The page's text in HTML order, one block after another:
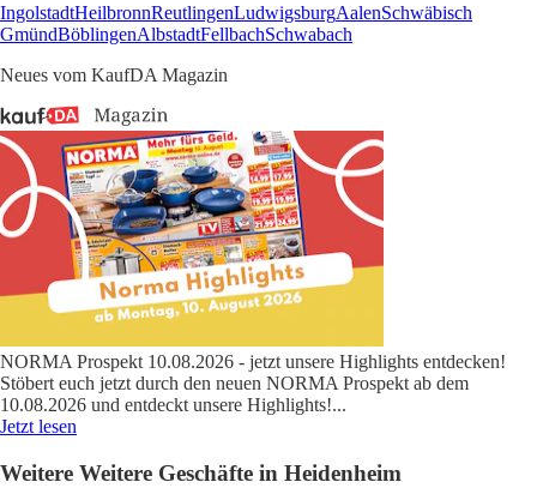
IngolstadtHeilbronnReutlingenLudwigsburgAalenSchwäbisch
GmündBöblingenAlbstadtFellbachSchwabach
Neues vom KaufDA Magazin
NORMA Prospekt 10.08.2026 - jetzt unsere Highlights entdecken!
Stöbert euch jetzt durch den neuen NORMA Prospekt ab dem
10.08.2026 und entdeckt unsere Highlights!...
Jetzt lesen
Weitere Weitere Geschäfte in Heidenheim